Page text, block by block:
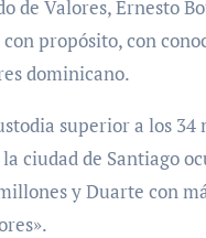
de Valores, Ernesto
propósito, con
dominicano.
superior a los
ciudad de Santiago
y Duarte con